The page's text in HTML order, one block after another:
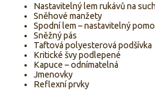
Nastavitelný lem rukávů na
Sněhové manžety
Spodní lem – nastavitelný
Sněžný pás
Taftová polyesterová podšívka
Kritické švy podlepené
Kapuce – odnímatelná
Jmenovky
Reflexní prvky